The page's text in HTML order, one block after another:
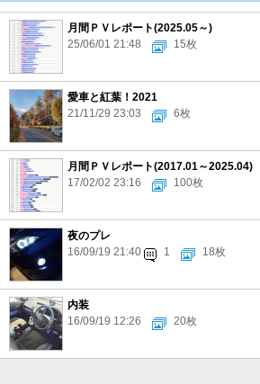
月間ＰＶレポート(2025.05～)
25/06/01 21:48
15枚
愛車と紅葉！2021
21/11/29 23:03
6枚
月間ＰＶレポート(2017.01～2025.04)
17/02/02 23:16
100枚
夜のプレ
16/09/19 21:40
1 18枚
内装
16/09/19 12:26
20枚